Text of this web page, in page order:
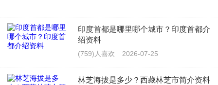
印度首都是哪里哪个城市？印度首都介
绍资料
(759)人喜欢 2026-07-25
林芝海拔是多少？西藏林芝市简介资料